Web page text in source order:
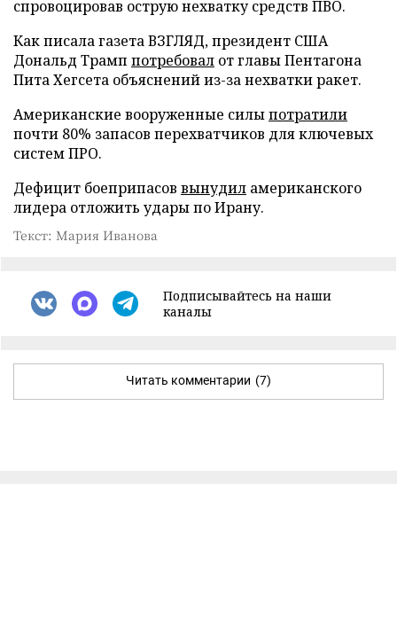
спровоцировав острую нехватку средств ПВО.
Как писала газета ВЗГЛЯД, президент США
Дональд Трамп потребовал от главы Пентагона
Пита Хегсета объяснений из-за нехватки ракет.
Американские вооруженные силыпотратили
почти 80% запасов перехватчиков для ключевых
систем ПРО.
Дефицит боеприпасов вынудил американского
лидера отложить удары по Ирану.
Текст: Мария Иванова
Подписывайтесь на наши
каналы
Читать комментарии (7)